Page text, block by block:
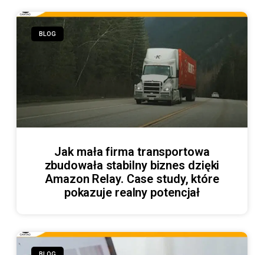
BLOG
Jak mała firma transportowa
zbudowała stabilny biznes dzięki
Amazon Relay. Case study, które
pokazuje realny potencjał